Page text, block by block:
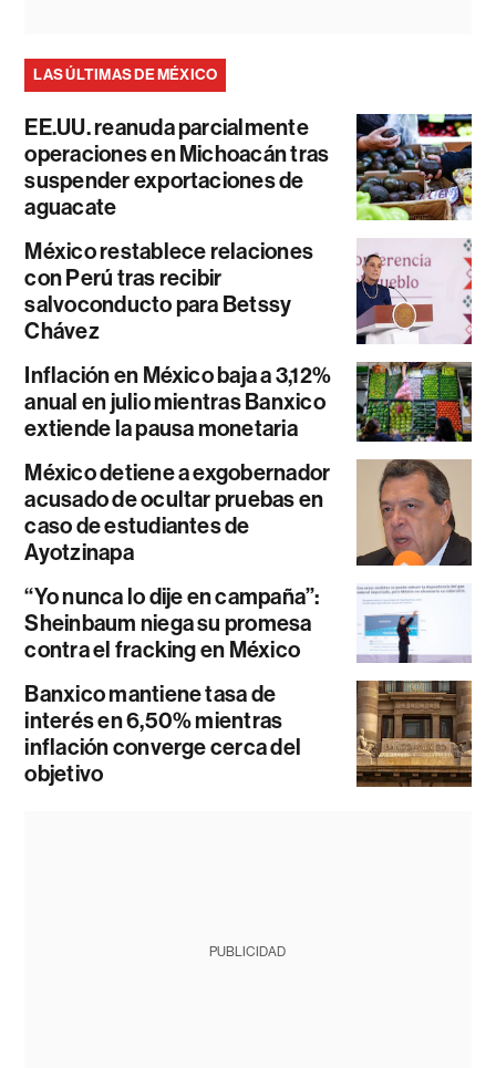
LAS ÚLTIMAS DE MÉXICO
EE.UU. reanuda parcialmente
operaciones en Michoacán tras
suspender exportaciones de
aguacate
México restablece relaciones
con Perú tras recibir
salvoconducto para Betssy
Chávez
Inflación en México baja a 3,12%
anual en julio mientras Banxico
extiende la pausa monetaria
México detiene a exgobernador
acusado de ocultar pruebas en
caso de estudiantes de
Ayotzinapa
“Yo nunca lo dije en campaña”:
Sheinbaum niega su promesa
contra el fracking en México
Banxico mantiene tasa de
interés en 6,50% mientras
inflación converge cerca del
objetivo
PUBLICIDAD